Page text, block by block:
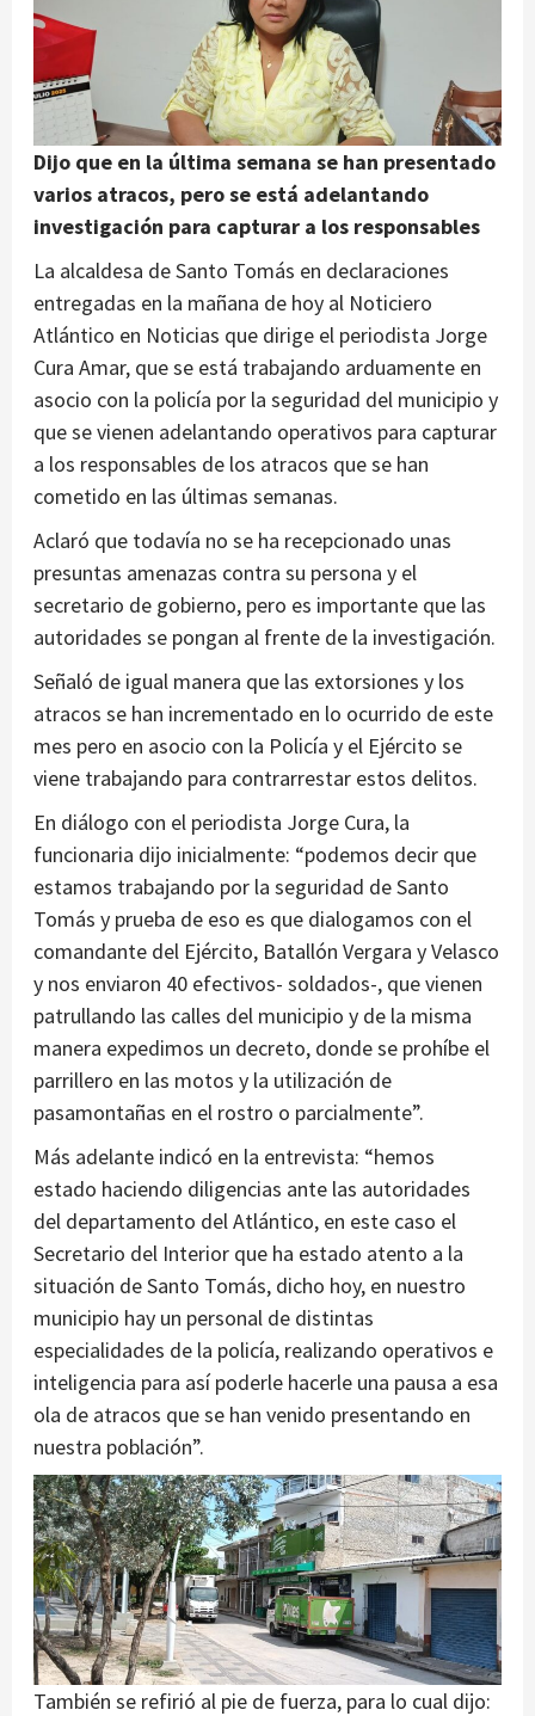
Dijo que en la última semana se han presentado
varios atracos, pero se está adelantando
investigación para capturar a los responsables
La alcaldesa de Santo Tomás en declaraciones
entregadas en la mañana de hoy al Noticiero
Atlántico en Noticias que dirige el periodista Jorge
Cura Amar, que se está trabajando arduamente en
asocio con la policía por la seguridad del municipio y
que se vienen adelantando operativos para capturar
a los responsables de los atracos que se han
cometido en las últimas semanas.
Aclaró que todavía no se ha recepcionado unas
presuntas amenazas contra su persona y el
secretario de gobierno, pero es importante que las
autoridades se pongan al frente de la investigación.
Señaló de igual manera que las extorsiones y los
atracos se han incrementado en lo ocurrido de este
mes pero en asocio con la Policía y el Ejército se
viene trabajando para contrarrestar estos delitos.
En diálogo con el periodista Jorge Cura, la
funcionaria dijo inicialmente: “podemos decir que
estamos trabajando por la seguridad de Santo
Tomás y prueba de eso es que dialogamos con el
comandante del Ejército, Batallón Vergara y Velasco
y nos enviaron 40 efectivos- soldados-, que vienen
patrullando las calles del municipio y de la misma
manera expedimos un decreto, donde se prohíbe el
parrillero en las motos y la utilización de
pasamontañas en el rostro o parcialmente”.
Más adelante indicó en la entrevista: “hemos
estado haciendo diligencias ante las autoridades
del departamento del Atlántico, en este caso el
Secretario del Interior que ha estado atento a la
situación de Santo Tomás, dicho hoy, en nuestro
municipio hay un personal de distintas
especialidades de la policía, realizando operativos e
inteligencia para así poderle hacerle una pausa a esa
ola de atracos que se han venido presentando en
nuestra población”.
También se refirió al pie de fuerza, para lo cual dijo: